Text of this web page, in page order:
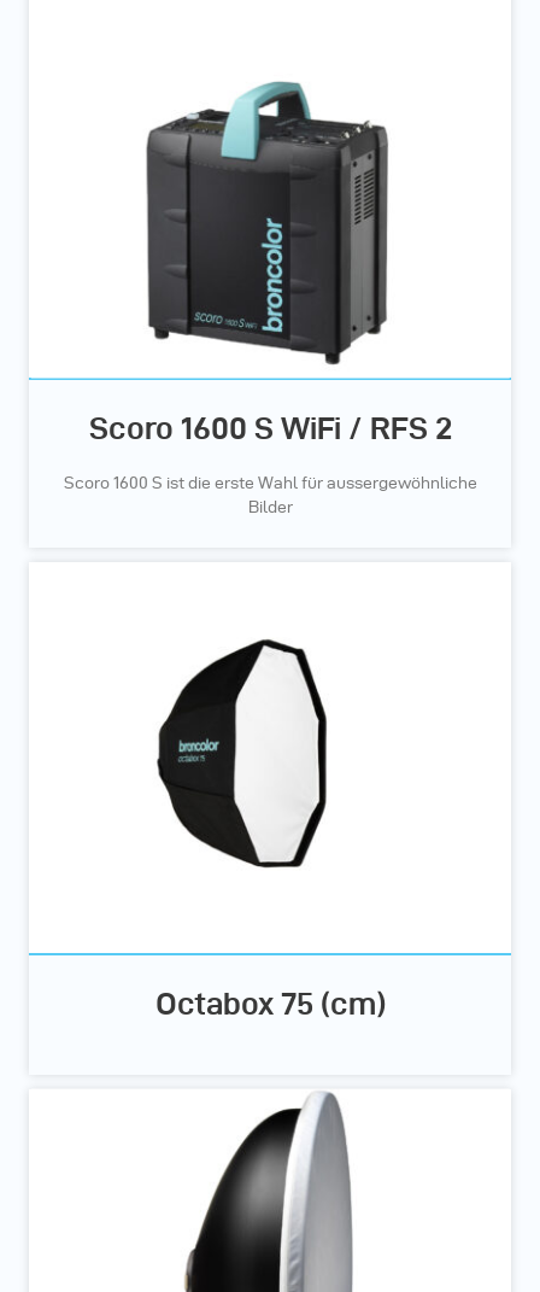
Scoro 1600 S WiFi / RFS 2
Scoro 1600 S ist die erste Wahl für aussergewöhnliche
Bilder
Octabox 75 (cm)